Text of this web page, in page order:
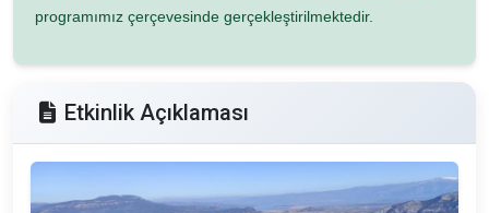
programımız çerçevesinde gerçekleştirilmektedir.
Etkinlik Açıklaması